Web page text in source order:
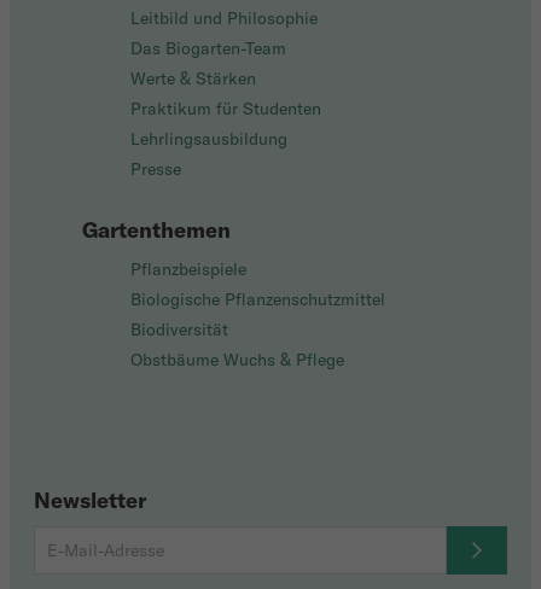
Leitbild und Philosophie
Das Biogarten-Team
Werte & Stärken
Praktikum für Studenten
Lehrlingsausbildung
Presse
Gartenthemen
Pflanzbeispiele
Biologische Pflanzenschutzmittel
Biodiversität
Obstbäume Wuchs & Pflege
Newsletter